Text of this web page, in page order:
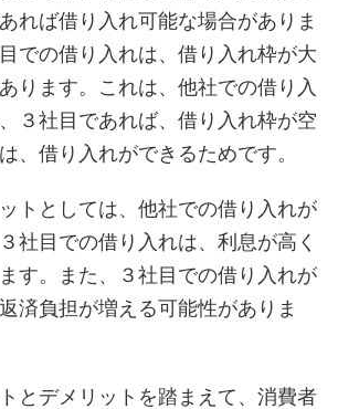
れば借り入れ可能な場合がありま
での借り入れは、借り入れ枠が大
ります。これは、他社での借り入
３社目であれば、借り入れ枠が空
、借り入れができるためです。
トとしては、他社での借り入れが
社目での借り入れは、利息が高く
す。また、３社目での借り入れが
済負担が増える可能性がありま
とデメリットを踏まえて、消費者